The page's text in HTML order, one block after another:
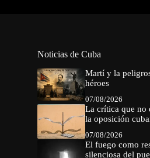
Noticias de Cuba
Martí y la
héroes
07/08/2026
La crítica que no
la oposición
07/08/2026
El fuego como
silenciosa del